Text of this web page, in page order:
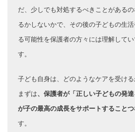
だ、少しでも対処するべきことがある
るかしないかで、その後の子どもの生
る可能性を保護者の方々には理解して
す。
子ども自身は、どのようなケアを受ける
まずは、保護者が「正しい子どもの発
が子の最高の成長をサポートすること
す。